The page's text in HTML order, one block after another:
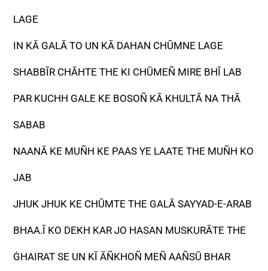
LAGE
IN KĀ GALĀ TO UN KĀ DAHAN CHŪMNE LAGE
SHABBĪR CHĀHTE THE KI CHŪMEÑ MIRE BHĪ LAB
PAR KUCHH GALE KE BOSOÑ KĀ KHULTĀ NA THĀ
SABAB
NAANĀ KE MUÑH KE PAAS YE LAATE THE MUÑH KO
JAB
JHUK JHUK KE CHŪMTE THE GALĀ SAYYAD-E-ARAB
BHAA.Ī KO DEKH KAR JO HASAN MUSKURĀTE THE
ĠHAIRAT SE UN KĪ ĀÑKHOÑ MEÑ AAÑSŪ BHAR